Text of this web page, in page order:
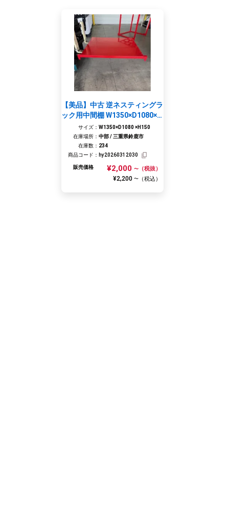
【美品】中古 逆ネスティングラ
ック用中間棚 W1350×D1080×H
サイズ： W1350×D1080 ×H150
在庫場所： 中部 / 三重県鈴鹿市
在庫数： 234
商品コード： hy20260312030
販売価格 ¥2,000 〜 （税抜）
¥2,200 〜 （税込）